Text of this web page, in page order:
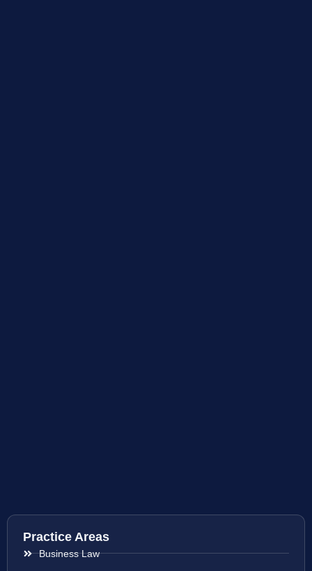
Practice Areas
Business Law